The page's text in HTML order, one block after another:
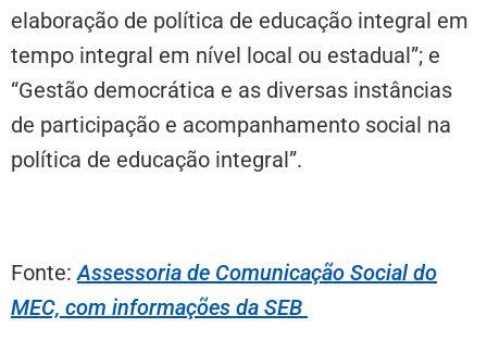
elaboração de política de educação integral em
tempo integral em nível local ou estadual”; e
“Gestão democrática e as diversas instâncias
de participação e acompanhamento social na
política de educação integral”.
Fonte:Assessoria de Comunicação Social do
MEC, com informações da SEB